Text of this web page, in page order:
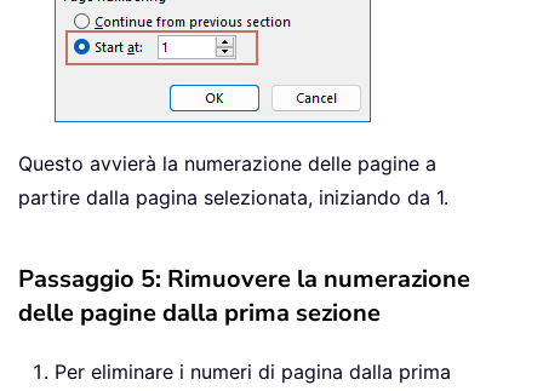
Questo avvierà la numerazione delle pagine a
partire dalla pagina selezionata, iniziando da 1.
Passaggio 5: Rimuovere la numerazione
delle pagine dalla prima sezione
Per eliminare i numeri di pagina dalla prima